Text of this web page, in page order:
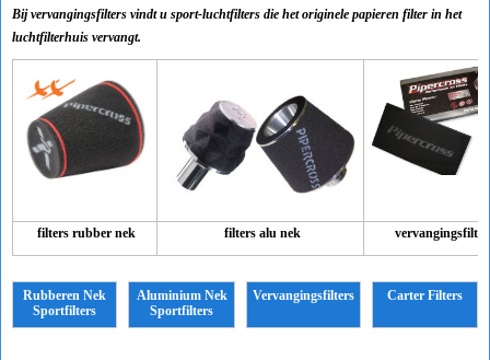
Bij vervangingsfilters vindt u sport-luchtfilters die het originele papieren filter in het
luchtfilterhuis vervangt.
filters rubber nek filters alu nek
Rubberen Nek
Sportfilters
Aluminium Nek
Sportfilters
Vervangingsfilters Carter Filters